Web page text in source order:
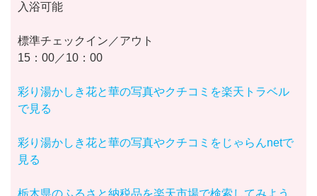
入浴可能
標準チェックイン／アウト
15：00／10：00
彩り湯かしき花と華の写真やクチコミを楽天トラベル
で見る
彩り湯かしき花と華の写真やクチコミをじゃらんnetで
見る